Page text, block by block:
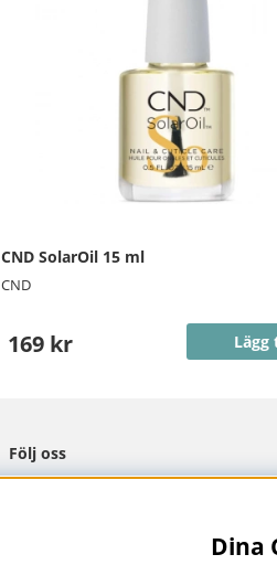
CND SolarOil 15 ml
CND
169 kr Lägg
Följ oss
Dina